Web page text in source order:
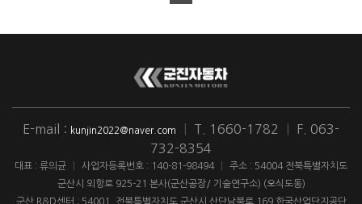
E-mail : kunjin2022@naver.com T. 1660-1782
F. 063-
732-8354
대표 : 류의균 사업자등록번호 : 140-81-98494
주소 : 54004 전북특별자치도
군산시 외항로 925-21 본사(군산공장/ 기술연구소) (오식도동)
군산 R&D센터 : 54001. 전북특별자치도 군산시 산단남북로 169 한국산업단지공단